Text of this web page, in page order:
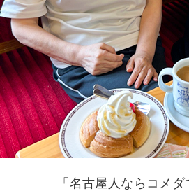
「名古屋人ならコメ